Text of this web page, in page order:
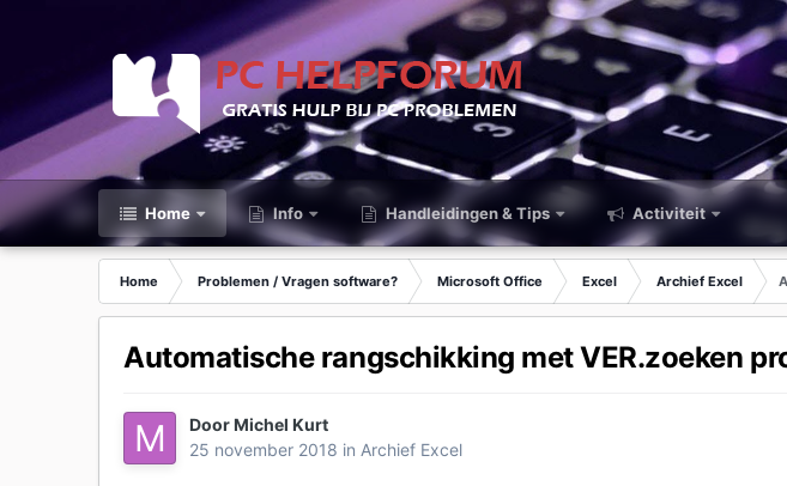
Home Info Handleidingen & Tips Activiteit
Home Problemen / Vragen software? Microsoft Office Excel Archief Excel
Automatische rangschikking met VER.zoeken
DoorMichel Kurt
25 november 2018 in Archief Excel